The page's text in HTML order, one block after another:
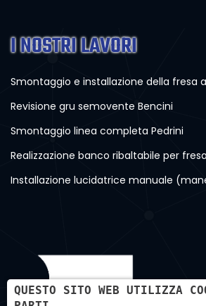
I NOSTRI LAVORI
Smontaggio e installazione della fresa
Revisione gru semovente Bencini
Smontaggio linea completa Pedrini
Realizzazione banco ribaltabile per fresa
Installazione lucidatrice manuale
QUESTO SITO WEB UTILIZZA